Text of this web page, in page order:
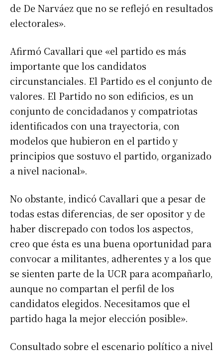
de De Narváez que no se reflejó en resultados
electorales».
Afirmó Cavallari que «el partido es más
importante que los candidatos
circunstanciales. El Partido es el conjunto de
valores. El Partido no son edificios, es un
conjunto de concidadanos y compatriotas
identificados con una trayectoria, con
modelos que hubieron en el partido y
principios que sostuvo el partido, organizado
a nivel nacional».
No obstante, indicó Cavallari que a pesar de
todas estas diferencias, de ser opositor y de
haber discrepado con todos los aspectos,
creo que ésta es una buena oportunidad para
convocar a militantes, adherentes y a los que
se sienten parte de la UCR para acompañarlo,
aunque no compartan el perfil de los
candidatos elegidos. Necesitamos que el
partido haga la mejor elección posible».
Consultado sobre el escenario político a nivel